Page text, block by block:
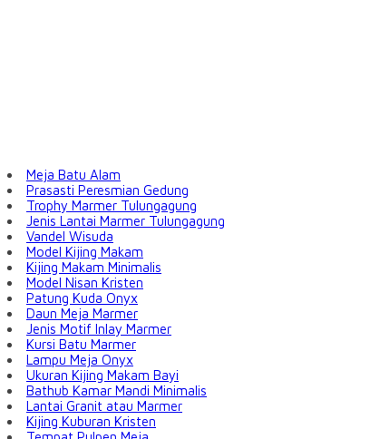
Meja Batu Alam
Prasasti Peresmian Gedung
Trophy Marmer Tulungagung
Jenis Lantai Marmer Tulungagung
Vandel Wisuda
Model Kijing Makam
Kijing Makam Minimalis
Model Nisan Kristen
Patung Kuda Onyx
Daun Meja Marmer
Jenis Motif Inlay Marmer
Kursi Batu Marmer
Lampu Meja Onyx
Ukuran Kijing Makam Bayi
Bathub Kamar Mandi Minimalis
Lantai Granit atau Marmer
Kijing Kuburan Kristen